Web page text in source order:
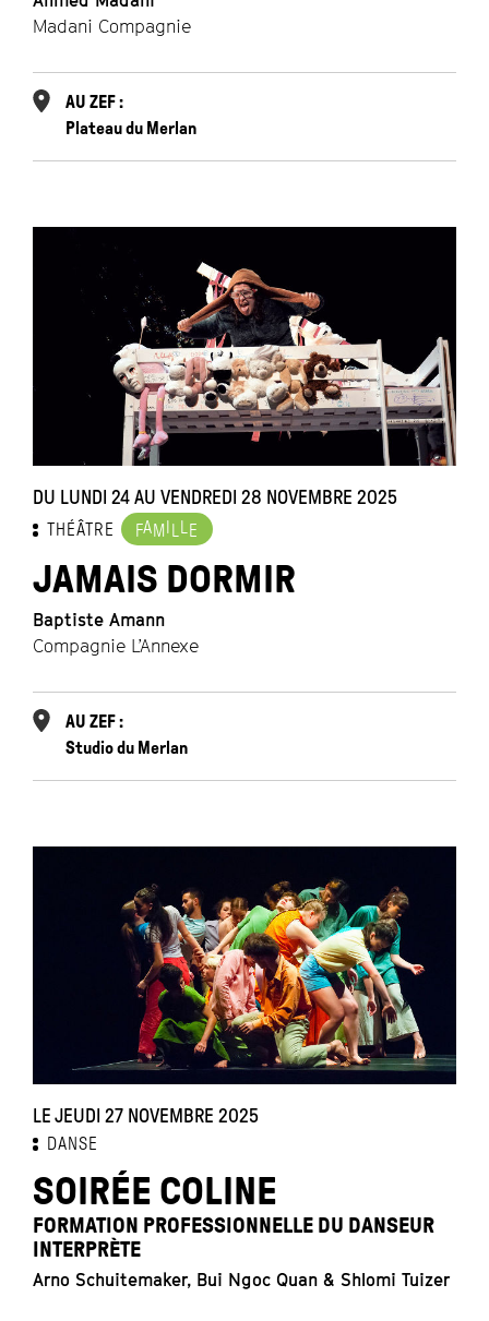
Madani Compagnie
AU ZEF :
Plateau du Merlan
DU LUNDI 24 AU VENDREDI 28 NOVEMBRE 2025
THÉÂTRE FAM E
JAMAIS DORMIR
Baptiste Amann
Compagnie L’Annexe
AU ZEF :
Studio du Merlan
LE JEUDI 27 NOVEMBRE 2025
DANSE
SOIRÉE COLINE
FORMATION PROFESSIONNELLE DU DANSEUR
INTERPRÈTE
Arno Schuitemaker, Bui Ngoc Quan & Shlomi Tuizer